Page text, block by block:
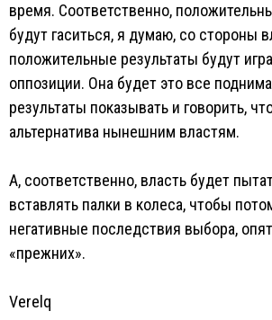
время. Соответственно,
будут гаситься, я думаю, со стороны
положительные результаты будут
оппозиции. Она будет это все
результаты показывать и говорить,
альтернатива нынешним властям.
А, соответственно, власть будет
вставлять палки в колеса, чтобы
негативные последствия выбора,
«прежних».
Verelq